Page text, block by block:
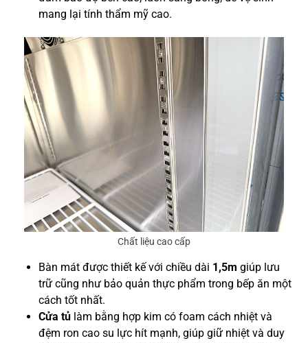
mang lại tính thẩm mỹ cao.
Chất liệu cao cấp
Bàn mát được thiết kế với chiều dài 1,5m giúp lưu
trữ cũng như bảo quản thực phẩm trong bếp ăn một
cách tốt nhất.
Cửa tủ làm bằng hợp kim có foam cách nhiệt và
đệm ron cao su lực hít mạnh, giúp giữ nhiệt và duy